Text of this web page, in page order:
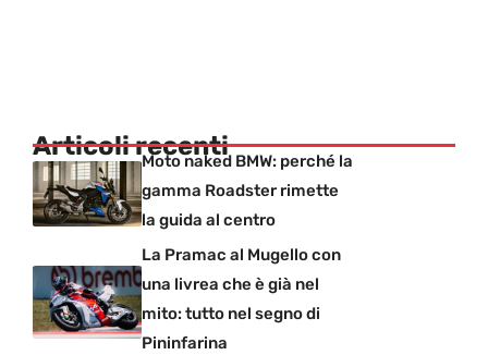
Articoli recentiMoto naked BMW: perché la
gamma Roadster rimette
la guida al centro
La Pramac al Mugello con
una livrea che è già nel
mito: tutto nel segno di
Pininfarina